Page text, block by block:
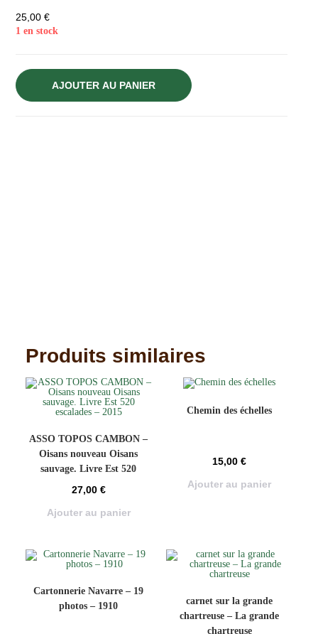
25,00€
1 en stock
AJOUTER AU PANIER
Produits similaires
ASSO TOPOS CAMBON –
Oisans nouveau Oisans
sauvage. Livre Est 520
27,00 €
Ajouter au panier
Chemin des échelles
15,00€
Ajouter au panier
Cartonnerie Navarre – 19
photos – 1910
carnet sur la grande
chartreuse – La grande
chartreuse